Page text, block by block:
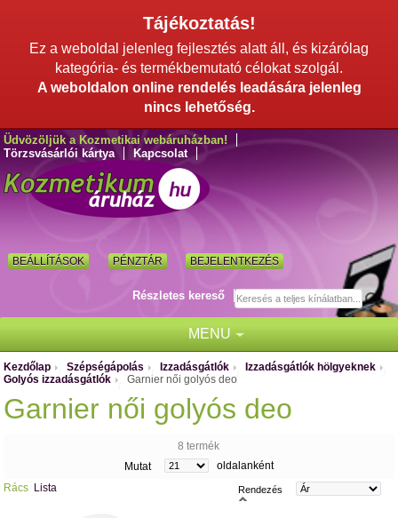
Tájékoztatás!
Ez a weboldal jelenleg fejlesztés alatt áll, és kizárólag
kategória- és termékbemutató célokat szolgál.
A weboldalon online rendelés leadására jelenleg
nincs lehetőség.
Üdvözöljük a Kozmetikai webáruházban!
Törzsvásárlói kártya
Kapcsolat
BEÁLLÍTÁSOK PÉNZTÁR BEJELENTKEZÉS
Részletes kereső
MENU
Kezdőlap Szépségápolás
/
Izzadásgátlók Izzadásgátlók hölgyeknek
Golyós izzadásgátlók Garnier női golyós deo
Garnier női golyós deo
8 termék
Mutat
oldalanként
Rács Lista Rendezés